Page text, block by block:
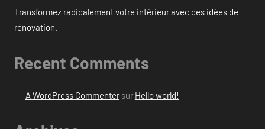
Transformez radicalement votre intérieur avec ces idées de
rénovation.
Recent Comments
A WordPress Commentersur Hello world!